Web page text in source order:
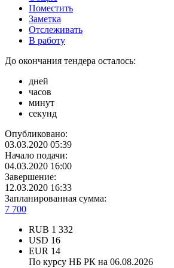
Поместить
Заметка
Отслеживать
В работу
До окончания тендера осталось:
дней
часов
минут
секунд
Опубликовано:
03.03.2020 05:39
Начало подачи:
04.03.2020 16:00
Завершение:
12.03.2020 16:33
Запланированная сумма:
7 700
RUB 1 332
USD 16
EUR 14
По курсу НБ РК на 06.08.2026